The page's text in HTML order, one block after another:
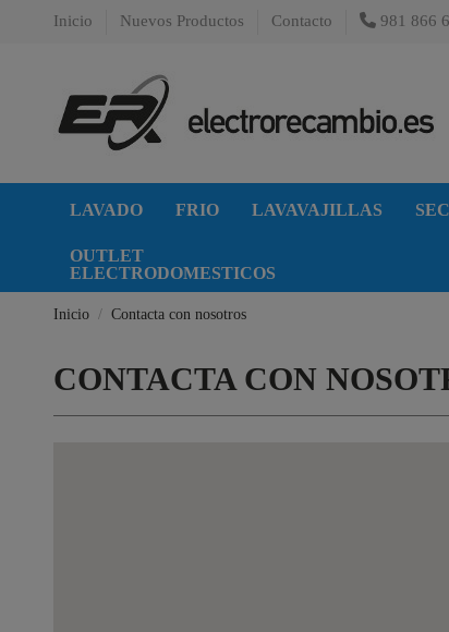
Inicio Nuevos Productos Contacto 981 866
LAVADO FRIO LAVAVAJILLAS
OUTLET
ELECTRODOMESTICOS
Inicio Contacta con nosotros
CONTACTA CON